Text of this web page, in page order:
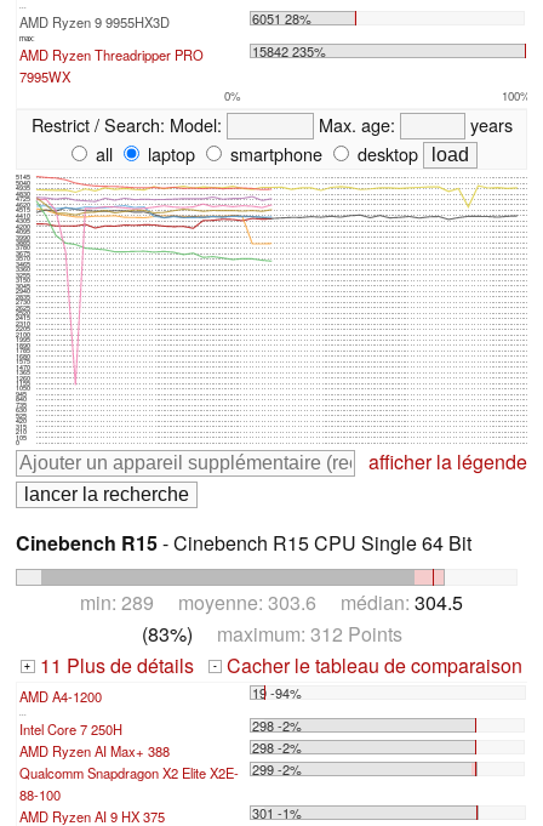
AMD Ryzen 9 9955HX3D 6051 28%
max:
AMD Ryzen Threadripper PRO
7995WX
15842 235%
0% 100%
Restrict / Search: Model: Max. age:
years
all
laptop smartphone desktop
0
105
210
315
420
525
630
735
840
945
1050
1155
1260
1365
1470
1575
1680
1785
1890
1995
2100
2205
2310
2415
2520
2625
2730
2835
2940
3045
3150
3255
3360
3465
3570
3675
3780
3885
3990
4095
4200
4305
4410
4515
4620
4725
4830
4935
5040
5145
afficher la légende
Cinebench R15- Cinebench R15 CPU Single 64 Bit
min: 289 moyenne: 303.6 médian: 304.5
(83%) maximum: 312 Points
+ 11 Plus de détails - Cacher le tableau de comparaison
AMD A4-1200 19 -94%
Intel Core 7 250H
298 -2%
AMD Ryzen AI Max+ 388
298 -2%
Qualcomm Snapdragon X2 Elite X2E-
88-100
299 -2%
AMD Ryzen AI 9 HX 375
301 -1%